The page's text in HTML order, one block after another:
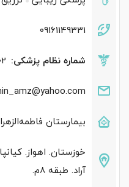
09161149331
شماره نظام پزشکی:
بیمارستان فاطمه‌الزهرا
آراد‌. طبقه 8م.